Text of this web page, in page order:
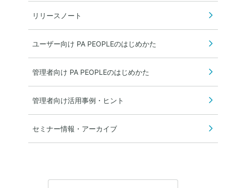
リリースノート
ユーザー向け PA PEOPLEのはじめかた
管理者向け PA PEOPLEのはじめかた
管理者向け活用事例・ヒント
セミナー情報・アーカイブ